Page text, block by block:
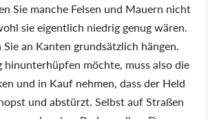
Sie manche Felsen und Mauern nicht
sie eigentlich niedrig genug wären.
an Kanten grundsätzlich hängen.
hinunterhüpfen möchte, muss also die
und in Kauf nehmen, dass der Held
und abstürzt. Selbst auf Straßen